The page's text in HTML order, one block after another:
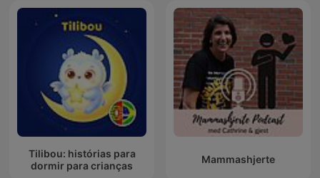
Tilibou: histórias para
dormir para crianças
Mammashjerte